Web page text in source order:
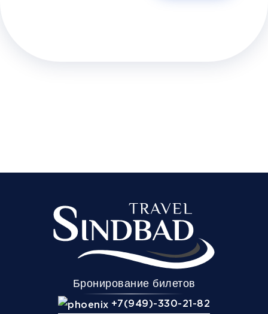
Бронирование билетов
+7(949)-330-21-82